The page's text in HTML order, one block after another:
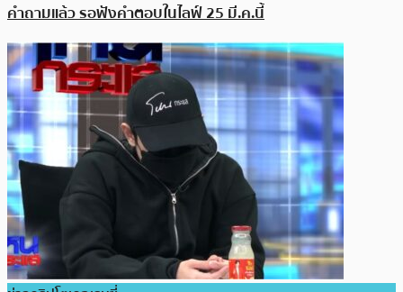
คำถามแล้ว รอฟังคำตอบในไลฟ์ 25 มี.ค.นี้